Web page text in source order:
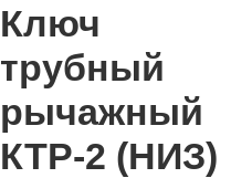
Ключ
трубный
рычажный
КТР-2 (НИЗ)